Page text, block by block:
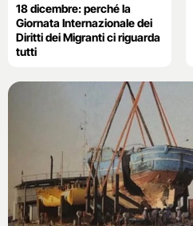
18 dicembre: perché la
Giornata Internazionale dei
Diritti dei Migranti ci riguarda
tutti